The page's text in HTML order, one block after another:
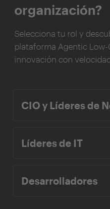
organización?
Selecciona tu rol y
plataforma Agentic Low-
innovación con
CIO y Líderes de
Líderes de IT
Desarrolladores